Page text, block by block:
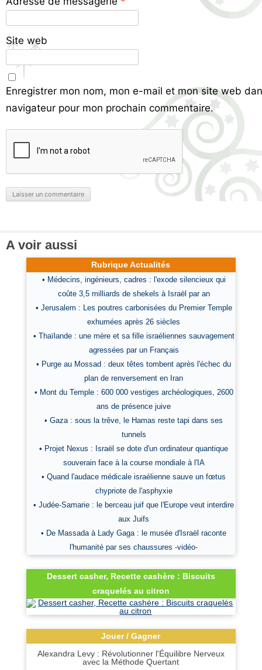
Site web
Enregistrer mon nom, mon e-mail et mon site web
navigateur pour mon prochain commentaire.
A voir aussi
Rubrique Actualités
• Médecins, ingénieurs, cadres : l'exode silencieux qui
coûte 3,5 milliards de shekels à Israël par an
• Jerusalem : Les poutres carbonisées du Premier Temple
exhumées après 26 siècles
• Thaïlande : une mère et sa fille israéliennes sauvagement
agressées par un Français
• Purge au Mossad : deux têtes tombent après l'échec du
plan de renversement en Iran
• Mont du Temple : 600 000 vestiges archéologiques, 2600
ans de présence juive
• Gaza : sous la trêve, le Hamas reste tapi dans ses
tunnels
• Projet Nexus : Israël se dote d'un ordinateur quantique
souverain face à la course mondiale à l'IA
• Quand l'audace médicale israélienne sauve un fœtus
chypriote de l'asphyxie
• Judée-Samarie : le berceau juif que l'Europe veut interdire
aux Juifs
• De Massada à Lady Gaga : le musée d'Israël raconte
l'humanité par ses chaussures -vidéo-
Dessert casher, Recette cashère : Biscuits
craquelés au citron
Jouer / Gagner
Alexandra Levy : Révolutionner l'Équilibre Nerveux
avec la Méthode Quertant